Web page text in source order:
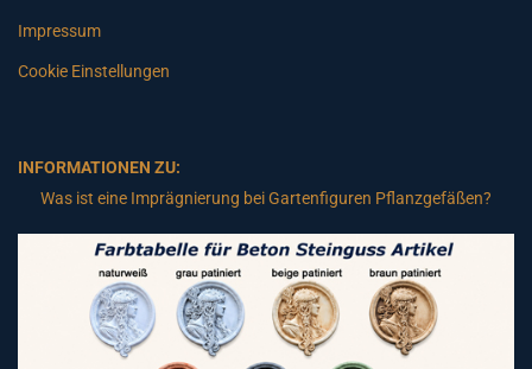
Impressum
Cookie Einstellungen
INFORMATIONEN ZU:
Was ist eine Imprägnierung bei Gartenfiguren Pflanzgefäßen?